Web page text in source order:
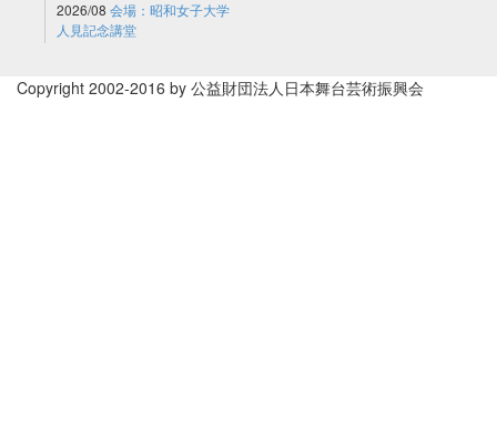
2026/08 会場：昭和女子大学
人見記念講堂
Copyright 2002-2016 by 公益財団法人日本舞台芸術振興会